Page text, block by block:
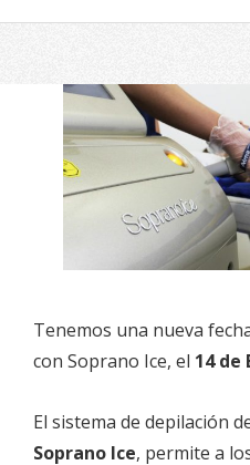
Tenemos una nueva
con Soprano Ice, el 14 de
El sistema de depilación
Soprano Ice, permite a